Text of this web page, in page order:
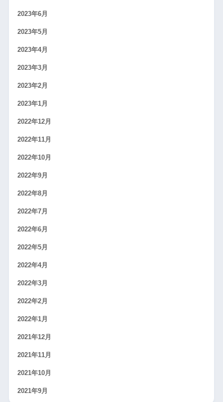
2023年6月
2023年5月
2023年4月
2023年3月
2023年2月
2023年1月
2022年12月
2022年11月
2022年10月
2022年9月
2022年8月
2022年7月
2022年6月
2022年5月
2022年4月
2022年3月
2022年2月
2022年1月
2021年12月
2021年11月
2021年10月
2021年9月